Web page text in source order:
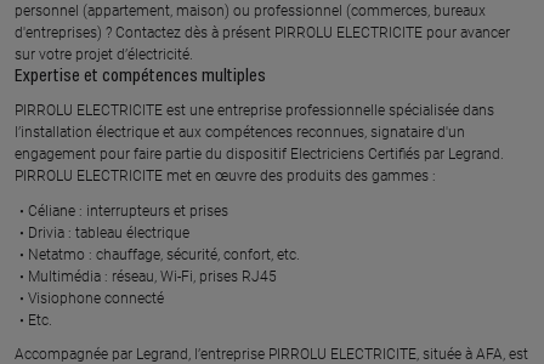
personnel (appartement, maison) ou professionnel (commerces, bureaux
d'entreprises) ? Contactez dès à présent PIRROLU ELECTRICITE pour avancer
sur votre projet d’électricité.
Expertise et compétences multiples​
​PIRROLU ELECTRICITE est une entreprise professionnelle spécialisée dans
l’installation électrique et aux compétences reconnues, ​signataire d'un
engagement pour faire partie du dispositif Electriciens Certifiés par Legrand​.
PIRROLU ELECTRICITE met en œuvre des produits des gammes : ​
Céliane : interrupteurs et prises ​
Drivia : tableau électrique ​
Netatmo : chauffage, sécurité, confort, etc.​
Multimédia : réseau, Wi-Fi, prises RJ45​
Visiophone connecté​
Etc.​
​Accompagnée par Legrand, l’entreprise PIRROLU ELECTRICITE, située à AFA, est